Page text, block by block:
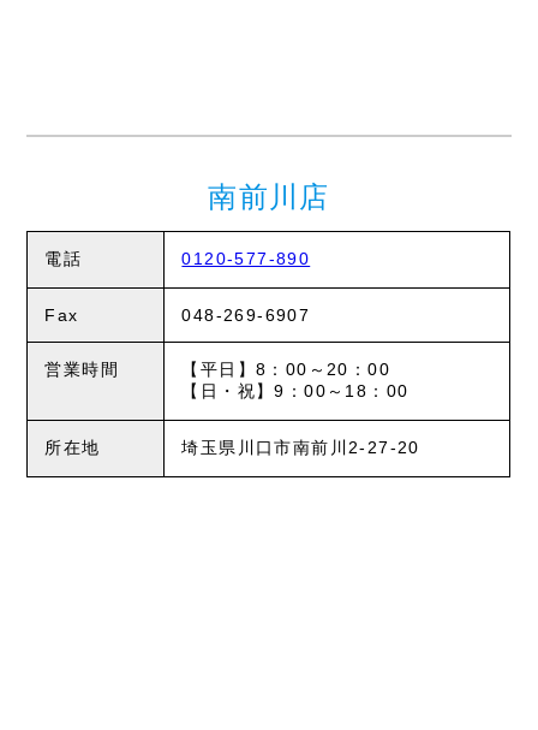
南前川店
電話 0120-577-890
Fax 048-269-6907
営業時間
【平日】8：00～20：00
【日・祝】9：00～18：00
所在地 埼玉県川口市南前川2-27-20